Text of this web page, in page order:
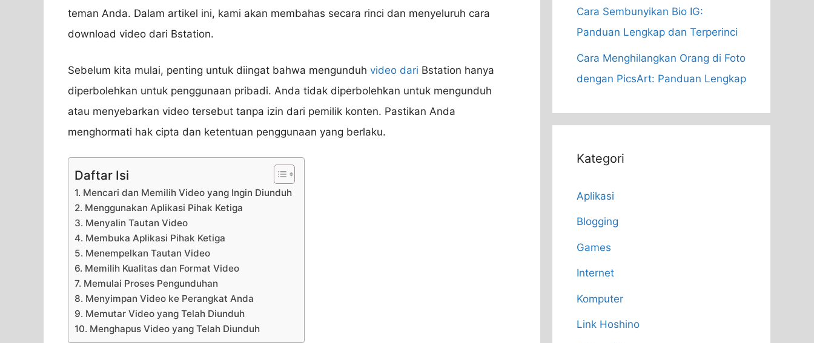
teman Anda. Dalam artikel ini, kami akan membahas secara rinci dan menyeluruh cara
download video dari Bstation.
Sebelum kita mulai, penting untuk diingat bahwa mengunduh video dari Bstation hanya
diperbolehkan untuk penggunaan pribadi. Anda tidak diperbolehkan untuk mengunduh
atau menyebarkan video tersebut tanpa izin dari pemilik konten. Pastikan Anda
menghormati hak cipta dan ketentuan penggunaan yang berlaku.
Daftar Isi
1. Mencari dan Memilih Video yang Ingin Diunduh
2. Menggunakan Aplikasi Pihak Ketiga
3. Menyalin Tautan Video
4. Membuka Aplikasi Pihak Ketiga
5. Menempelkan Tautan Video
6. Memilih Kualitas dan Format Video
7. Memulai Proses Pengunduhan
8. Menyimpan Video ke Perangkat Anda
9. Memutar Video yang Telah Diunduh
10. Menghapus Video yang Telah Diunduh
Cara Sembunyikan Bio IG:
Panduan Lengkap dan Terperinci
Cara Menghilangkan Orang di Foto
dengan PicsArt: Panduan Lengkap
Kategori
Aplikasi
Blogging
Games
Internet
Komputer
Link Hoshino